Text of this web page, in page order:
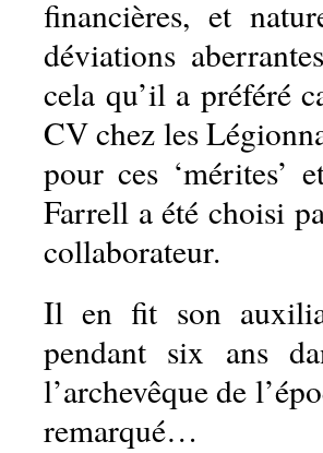
financières, et
déviations
cela qu’il a préféré
CV chez les
pour ces ‘mérites’
Farrell a été choisi
collaborateur.
Il en fit son
pendant six ans
l’archevêque de
remarqué…